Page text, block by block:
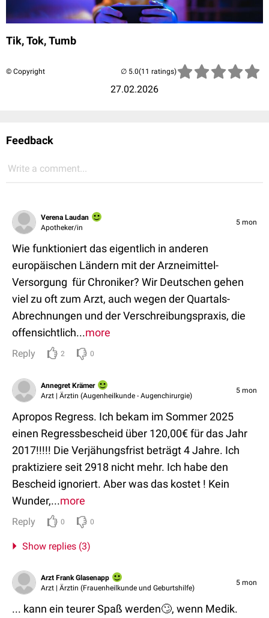
Tik, Tok, Tumb
© Copyright
27.02.2026
(11 ratings)
Feedback
Write a comment...
Verena Laudan
Apotheker/in
5 mon
Wie funktioniert das eigentlich in anderen
europäischen Ländern mit der Arzneimittel-
Versorgung für Chroniker? Wir Deutschen gehen
viel zu oft zum Arzt, auch wegen der Quartals-
Abrechnungen und der Verschreibungspraxis, die
offensichtlich...more
Reply 2 0
Annegret Krämer
Arzt | Ärztin (Augenheilkunde - Augenchirurgie)
5 mon
Apropos Regress. Ich bekam im Sommer 2025
einen Regressbescheid über 120,00€ für das Jahr
2017!!!!! Die Verjähungsfrist beträgt 4 Jahre. Ich
praktiziere seit 2918 nicht mehr. Ich habe den
Bescheid ignoriert. Aber was das kostet ! Kein
Wunder,...more
Reply 0 0
Show replies (3)
Arzt Frank Glasenapp
Arzt | Ärztin (Frauenheilkunde und Geburtshilfe)
5 mon
... kann ein teurer Spaß werden🙄, wenn Medik.